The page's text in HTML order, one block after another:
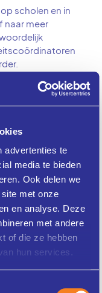
advertenties te
media te bieden
Ook delen we
met onze
en analyse. Deze
met andere
of die ze hebben
hun services.
scholen en in
naar meer
een
van interne
op
– uw vraag of
concluderen of
het door u
kunnen we